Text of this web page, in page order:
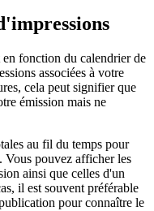
fonction du calendrier de
associées à votre
cela peut signifier que
émission mais ne
au fil du temps pour
Vous pouvez afficher les
ainsi que celles d'un
il est souvent préférable
pour connaître le